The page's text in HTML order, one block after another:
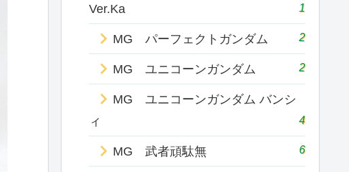
Ver.Ka
1
MG パーフェクトガンダム 2
MG ユニコーンガンダム 2
MG ユニコーンガンダム バンシ
ィ
4
MG 武者頑駄無 6